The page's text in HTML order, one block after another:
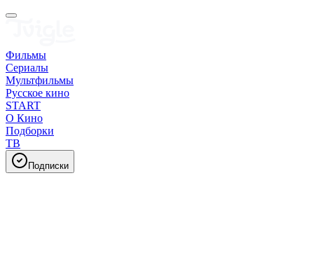
Фильмы
Сериалы
Мультфильмы
Русское кино
START
О Кино
Подборки
ТВ
Подписки